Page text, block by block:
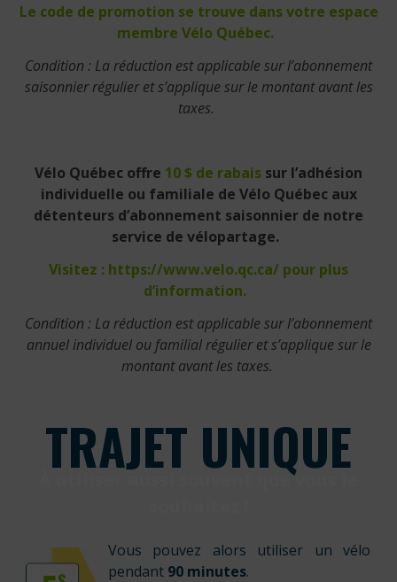
Le code de promotion se trouve dans votre espace
membre Vélo Québec.
Condition : La réduction est applicable sur l’abonnement
saisonnier régulier et s’applique sur le montant avant les
taxes.
Vélo Québec offre 10 $ de rabais sur l’adhésion
individuelle ou familiale de Vélo Québec aux
détenteurs d’abonnement saisonnier de notre
service de vélopartage.
Visitez : https://www.velo.qc.ca/ pour plus
d’information.
Condition : La réduction est applicable sur l’abonnement
annuel individuel ou familial régulier et s’applique sur le
montant avant les taxes.
TRAJET UNIQUE
À utiliser aussi souvent que vous le
Vous pouvez alors utiliser un vélo
pendant 90 minutes.